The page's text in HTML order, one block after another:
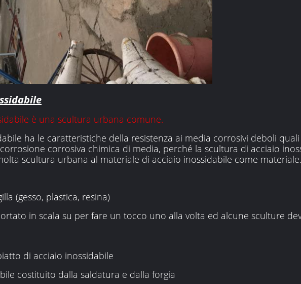
è una scultura urbana comune.
ha le caratteristiche della resistenza ai media corrosivi deboli
corrosiva chimica di media, perché la scultura di acciaio
scultura urbana al materiale di acciaio inossidabile come materiale.
(gesso, plastica, resina)
in scala su per fare un tocco uno alla volta ed alcune sculture
di acciaio inossidabile
costituito dalla saldatura e dalla forgia